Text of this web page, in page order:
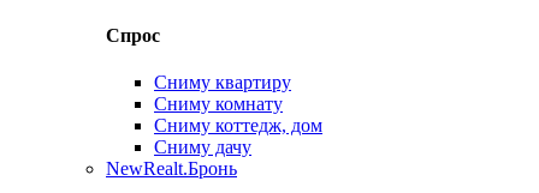
Спрос
Сниму квартиру
Сниму комнату
Сниму коттедж, дом
Сниму дачу
NewRealt.Бронь